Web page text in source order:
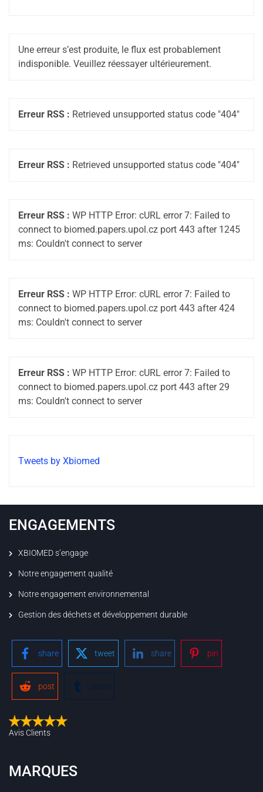
Une erreur s’est produite, le flux est probablement
indisponible. Veuillez réessayer ultérieurement.
Erreur RSS : Retrieved unsupported status code "404"
Erreur RSS : Retrieved unsupported status code "404"
Erreur RSS : WP HTTP Error: cURL error 7: Failed to
connect to biomed.papers.upol.cz port 443 after 1245
ms: Couldn't connect to server
Erreur RSS : WP HTTP Error: cURL error 7: Failed to
connect to biomed.papers.upol.cz port 443 after 424
ms: Couldn't connect to server
Erreur RSS : WP HTTP Error: cURL error 7: Failed to
connect to biomed.papers.upol.cz port 443 after 29
ms: Couldn't connect to server
Tweets by Xbiomed
ENGAGEMENTS
XBIOMED s’engage
Notre engagement qualité
Notre engagement environnemental
Gestion des déchets et développement durable
share tweet share pin
post share
Avis Clients
MARQUES